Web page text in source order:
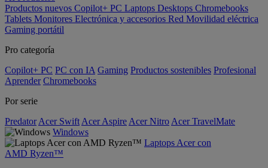
Productos nuevos Copilot+ PC Laptops Desktops Chromebooks
Tablets Monitores Electrónica y accesorios Red Movilidad eléctrica
Gaming portátil
Pro categoría
Copilot+ PC PC con IA Gaming Productos sostenibles Profesional
Aprender Chromebooks
Por serie
Predator Acer Swift Acer Aspire Acer Nitro Acer TravelMate
Windows
Laptops Acer con
AMD Ryzen™